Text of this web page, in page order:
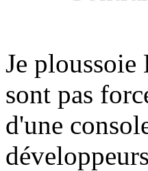
Je ploussoie
sont pas
d'une